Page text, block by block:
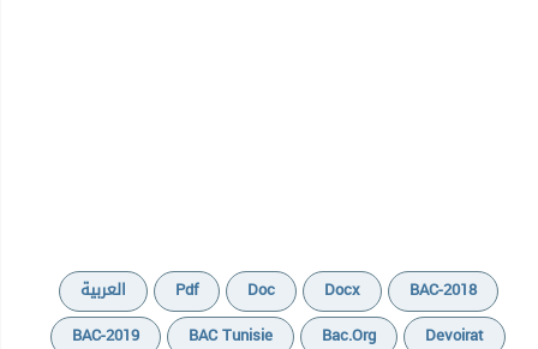
العربية Pdf Doc Docx
BAC-2018
BAC-2019
BAC Tunisie Bac.org
Devoirat